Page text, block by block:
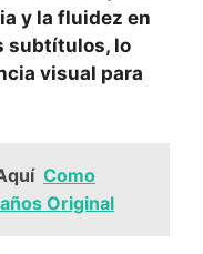
y la fluidez en
subtítulos, lo
visual⁤ para⁣
Como
Original